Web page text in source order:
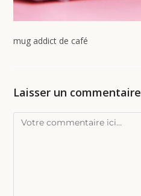
mug addict de café
Laisser un commentaire